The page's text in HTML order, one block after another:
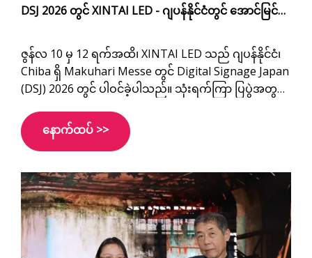
DSJ 2026 တွင် XINTAI LED - ဂျပန်နိုင်ငံတွင် အောင်မြင်
ဇွန်လ 10 မှ 12 ရက်အထိ၊ XINTAI LED သည် ဂျပန်နိုင်ငံ၊
Chiba ရှိ Makuhari Messe တွင် Digital Signage Japan
(DSJ) 2026 တွင် ပါဝင်ခဲ့ပါသည်။ သုံးရက်ကြာ ပြပွဲအတွင်း
တွေ့ဆုံကာ LED ခင်းကျင်းပြသမှု ပရောဂျက်အမျိုးမျိုးကို
ဆွေးနွေးခဲ့ကြသည်။
နောက်ထပ် >>